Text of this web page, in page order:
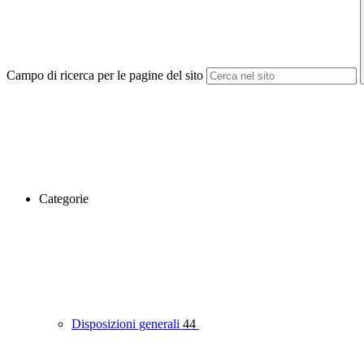
Campo di ricerca per le pagine del sito
Categorie
Disposizioni generali 44